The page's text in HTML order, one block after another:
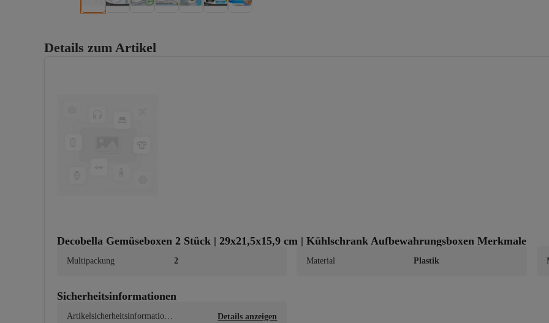
Details zum Artikel
Decobella Gemüseboxen 2 Stück | 29x21,5x15,9 cm | Kühlschrank Aufbewahrungsboxen Merkmale
Multipackung 2 Material Plastik
Sicherheitsinformationen
Artikelsicherheitsinformatione
Details anzeigen